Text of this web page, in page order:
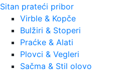
Sitan prateći pribor
Virble & Kopče
Bulžiri & Stoperi
Praćke & Alati
Plovci & Vegleri
Sačma & Stil olovo